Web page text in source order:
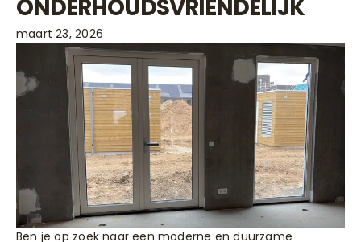
ONDERHOUDSVRIENDELIJK
maart 23, 2026
Ben je op zoek naar een moderne en duurzame